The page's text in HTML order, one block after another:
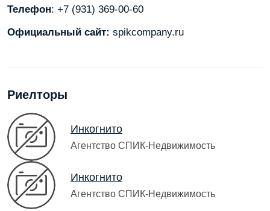
Телефон: +7 (931) 369-00-60
Официальный сайт: spikcompany.ru
Риелторы
Инкогнито
Агентство СПИК-Недвижимость
Инкогнито
Агентство СПИК-Недвижимость